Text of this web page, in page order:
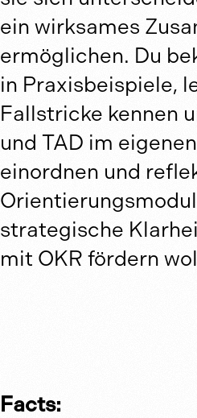
ein wirksames
ermöglichen. Du
in Praxisbeispiele,
Fallstricke kennen
und TAD im
einordnen und
strategische
mit OKR fördern
Facts: